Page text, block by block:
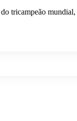
tricampeão